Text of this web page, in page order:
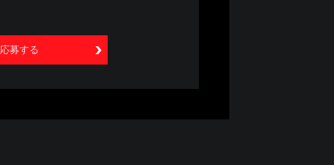
応募する